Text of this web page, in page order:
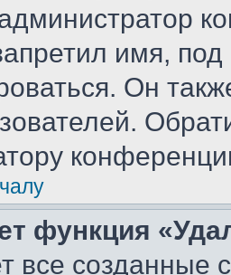
имя,
Он
функция
все созданные